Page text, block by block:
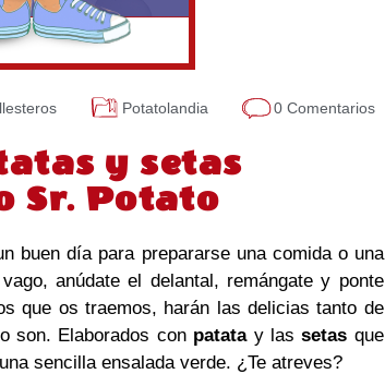
Potatolandia 0 Comentarios
y setas
Sr. Potato
buen día para prepararse una comida o una
anúdate el delantal, remángate y ponte
que os traemos, harán las delicias tanto de
son. Elaborados con patatay lassetas que
sencilla ensalada verde. ¿Te atreves?